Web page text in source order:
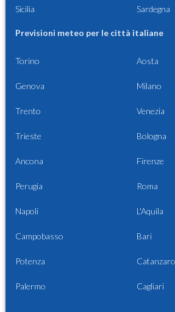
Sicilia Sardegna
Previsioni meteo per le città italiane
Torino Aosta
Genova Milano
Trento Venezia
Trieste Bologna
Ancona Firenze
Perugia Roma
Napoli L'Aquila
Campobasso Bari
Potenza Catanzaro
Palermo Cagliari